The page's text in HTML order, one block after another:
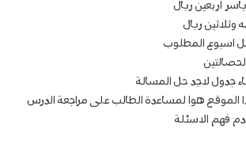
اربعين ريال
ريال
كل اسبوع المطلوب
جدول لاجد حل المسالة
الموقع هوا لمساعدة الطالب على مراجعة الدرس
فهم الاسئلة